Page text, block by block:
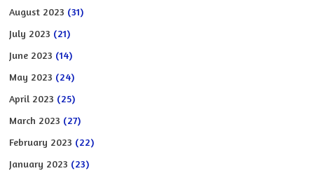
August 2023 (31)
July 2023 (21)
June 2023 (14)
May 2023 (24)
April 2023 (25)
March 2023 (27)
February 2023 (22)
January 2023 (23)